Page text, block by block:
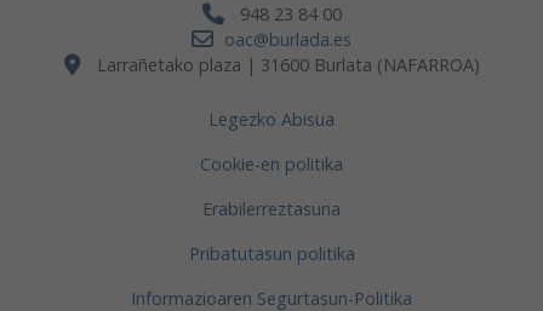
948 23 84 00
oac@burlada.es
Larrañetako plaza | 31600 Burlata (NAFARROA)
Legezko Abisua
Cookie-en politika
Erabilerreztasuna
Pribatutasun politika
Informazioaren Segurtasun-Politika